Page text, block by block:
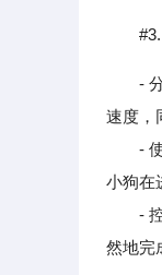
-
速度，
- 使
小狗在
- 控
然地完